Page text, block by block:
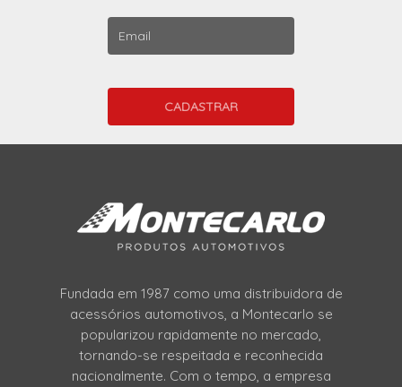
Fundada em 1987 como uma distribuidora de
acessórios automotivos, a Montecarlo se
popularizou rapidamente no mercado,
tornando-se respeitada e reconhecida
nacionalmente. Com o tempo, a empresa